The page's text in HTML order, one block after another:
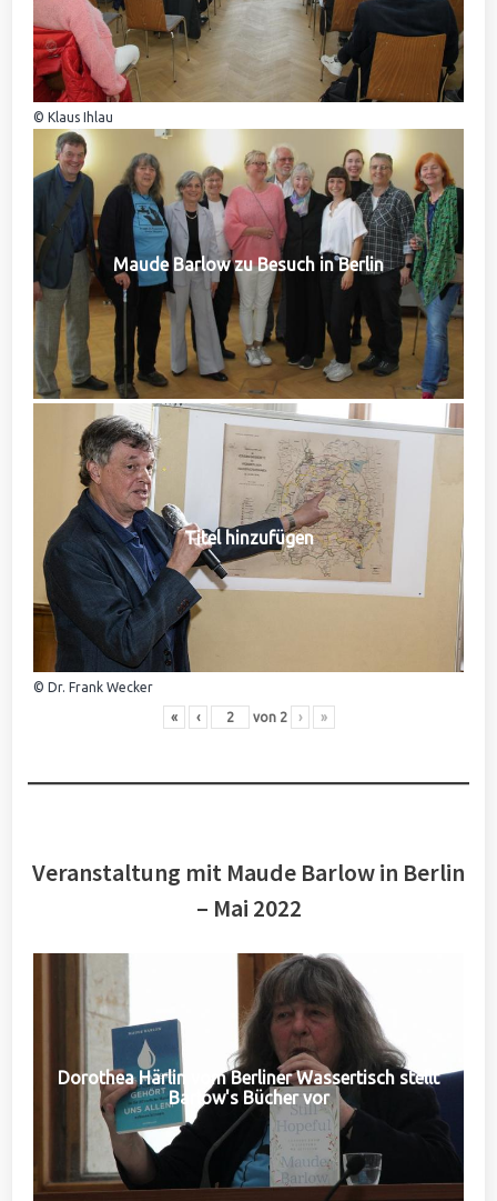
© Klaus Ihlau
Maude Barlow zu Besuch in Berlin
Titel hinzufügen
© Dr. Frank Wecker
« ‹ von 2 › »
Veranstaltung mit Maude Barlow in Berlin
– Mai 2022
Dorothea Härlin vom Berliner Wassertisch stellt
Barlow's Bücher vor